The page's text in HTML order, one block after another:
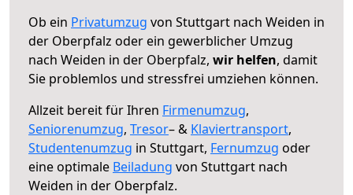
Ob ein Privatumzug von Stuttgart nach Weiden in
der Oberpfalz oder ein gewerblicher Umzug
nach Weiden in der Oberpfalz, wir helfen, damit
Sie problemlos und stressfrei umziehen können.
Allzeit bereit für Ihren Firmenumzug,
Seniorenumzug, Tresor– & Klaviertransport,
Studentenumzug in Stuttgart, Fernumzug oder
eine optimale Beiladung von Stuttgart nach
Weiden in der Oberpfalz.